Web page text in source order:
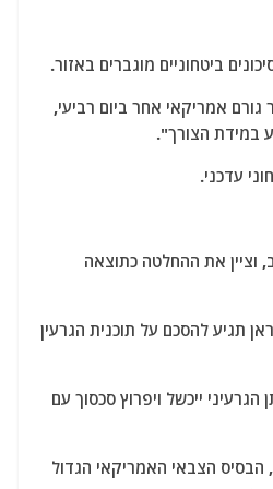
ביטחוניים מוגברים באזור.
אמריקאי אחר ביום רביעי,
עדכני.
וציין את ההחלטה כתוצאה
תגיע להסכם על תוכנית הגרעין
ייכשל ויפרוץ סכסוך עם
הבסיס הצבאי האמריקאי הגדול